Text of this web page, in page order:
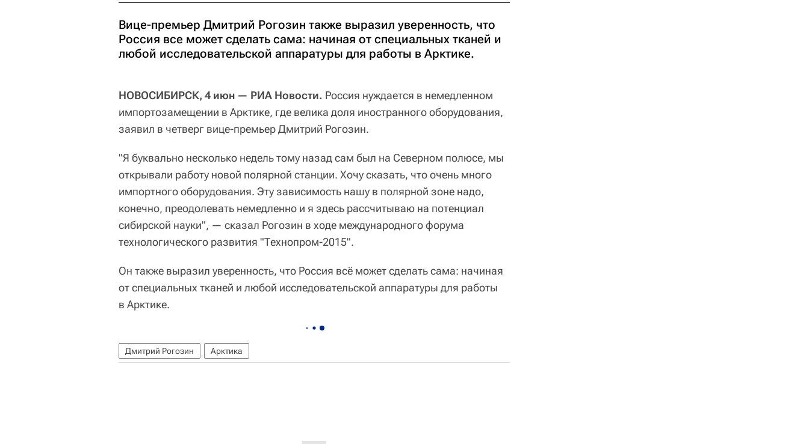
Вице-премьер Дмитрий Рогозин также выразил уверенность, что
Россия все может сделать сама: начиная от специальных тканей и
любой исследовательской аппаратуры для работы в Арктике.
НОВОСИБИРСК, 4 июн — РИА Новости. Россия нуждается в немедленном
импортозамещении в Арктике, где велика доля иностранного оборудования,
заявил в четверг вице-премьер Дмитрий Рогозин.
"Я буквально несколько недель тому назад сам был на Северном полюсе, мы
открывали работу новой полярной станции. Хочу сказать, что очень много
импортного оборудования. Эту зависимость нашу в полярной зоне надо,
конечно, преодолевать немедленно и я здесь рассчитываю на потенциал
сибирской науки", — сказал Рогозин в ходе международного форума
технологического развития "Технопром-2015".
Он также выразил уверенность, что Россия всё может сделать сама: начиная
от специальных тканей и любой исследовательской аппаратуры для работы
в Арктике.
Дмитрий Рогозин Арктика